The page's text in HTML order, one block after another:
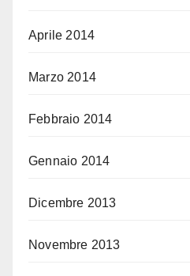
Aprile 2014
Marzo 2014
Febbraio 2014
Gennaio 2014
Dicembre 2013
Novembre 2013